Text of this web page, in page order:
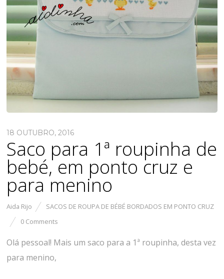
18 OUTUBRO, 2016
Saco para 1ª roupinha de
bebé, em ponto cruz e
para menino
Aida Rijo
SACOS DE ROUPA DE BÉBÉ BORDADOS EM PONTO CRUZ
0 Comments
Olá pessoal! Mais um saco para a 1ª roupinha, desta vez
para menino,